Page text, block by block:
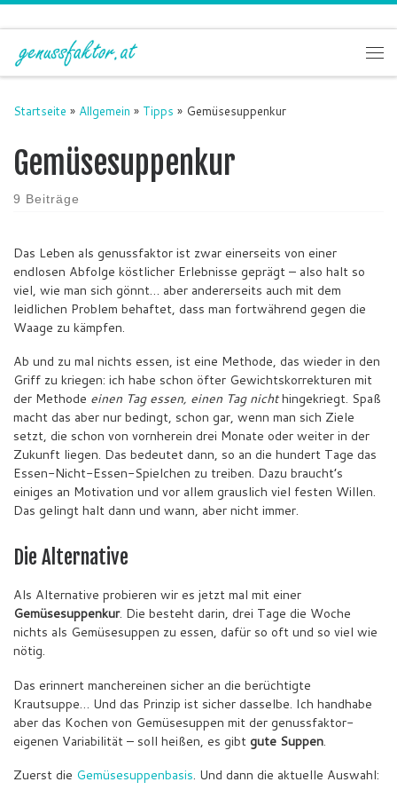
Zum Inhalt springen
Startseite » Allgemein » Tipps » Gemüsesuppenkur
Gemüsesuppenkur
9 Beiträge
Das Leben als genussfaktor ist zwar einerseits von einer
endlosen Abfolge köstlicher Erlebnisse geprägt – also halt so
viel, wie man sich gönnt… aber andererseits auch mit dem
leidlichen Problem behaftet, dass man fortwährend gegen die
Waage zu kämpfen.
Ab und zu mal nichts essen, ist eine Methode, das wieder in den
Griff zu kriegen: ich habe schon öfter Gewichtskorrekturen mit
der Methode einen Tag essen, einen Tag nichthingekriegt. Spaß
macht das aber nur bedingt, schon gar, wenn man sich Ziele
setzt, die schon von vornherein drei Monate oder weiter in der
Zukunft liegen. Das bedeutet dann, so an die hundert Tage das
Essen-Nicht-Essen-Spielchen zu treiben. Dazu braucht’s
einiges an Motivation und vor allem grauslich viel festen Willen.
Das gelingt halt dann und wann, aber nicht immer.
Die Alternative
Als Alternative probieren wir es jetzt mal mit einer
Gemüsesuppenkur. Die besteht darin, drei Tage die Woche
nichts als Gemüsesuppen zu essen, dafür so oft und so viel wie
nötig.
Das erinnert manchereinen sicher an die berüchtigte
Krautsuppe… Und das Prinzip ist sicher dasselbe. Ich handhabe
aber das Kochen von Gemüsesuppen mit der genussfaktor-
eigenen Variabilität – soll heißen, es gibt gute Suppen.
Zuerst die Gemüsesuppenbasis. Und dann die aktuelle Auswahl: